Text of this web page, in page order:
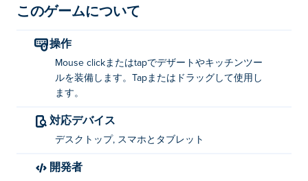
このゲームについて
操作
Mouse clickまたはtapでデザートやキッチンツー
ルを装備します。Tapまたはドラッグして使用し
ます。
対応デバイス
デスクトップ, スマホとタブレット
開発者